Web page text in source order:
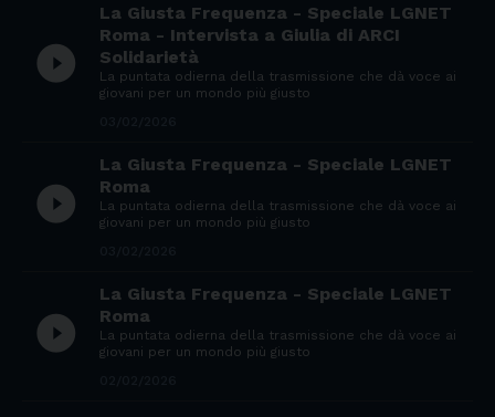
play_circle_filled
La Giusta Frequenza - Speciale LGNET
Roma - Intervista a Giulia di ARCI
Solidarietà
La puntata odierna della trasmissione che dà voce ai
giovani per un mondo più giusto
play_circle_filled
La Giusta Frequenza - Speciale LGNET
Roma
La puntata odierna della trasmissione che dà voce ai
giovani per un mondo più giusto
play_circle_filled
La Giusta Frequenza - Speciale LGNET
Roma
La puntata odierna della trasmissione che dà voce ai
giovani per un mondo più giusto